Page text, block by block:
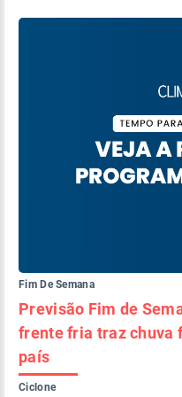
Fim De Semana
Previsão Fim de
frente fria traz chuva
país
Ciclone